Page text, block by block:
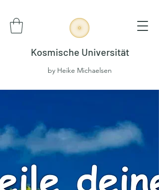
Kosmische Universität
by Heike Michaelsen